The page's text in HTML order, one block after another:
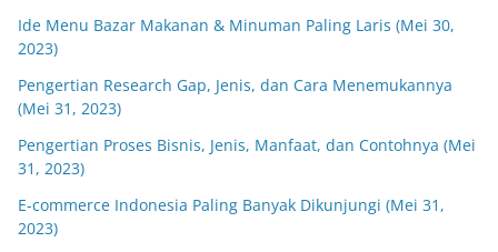
Ide Menu Bazar Makanan & Minuman Paling Laris (Mei 30,
2023)
Pengertian Research Gap, Jenis, dan Cara Menemukannya
(Mei 31, 2023)
Pengertian Proses Bisnis, Jenis, Manfaat, dan Contohnya (Mei
31, 2023)
E-commerce Indonesia Paling Banyak Dikunjungi (Mei 31,
2023)